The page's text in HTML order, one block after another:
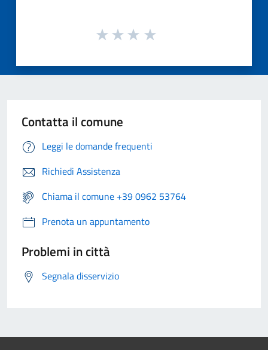
Contatta il comune
Leggi le domande frequenti
Richiedi Assistenza
Chiama il comune +39 0962 53764
Prenota un appuntamento
Problemi in città
Segnala disservizio